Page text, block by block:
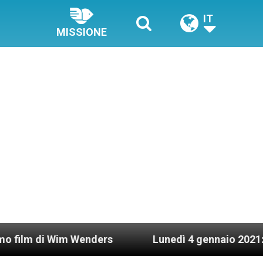
MISSIONE
IT
Wenders Lunedì 4 gennaio 2021: Possesso